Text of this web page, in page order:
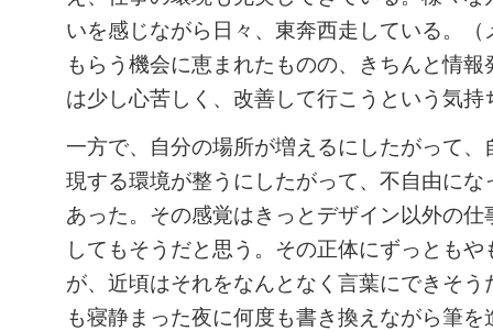
いを感じながら日々、東奔西走している。（
もらう機会に恵まれたものの、きちんと情
は少し心苦しく、改善して行こうという気持
一方で、自分の場所が増えるにしたがって、
現する環境が整うにしたがって、不自由にな
あった。その感覚はきっとデザイン以外の仕
してもそうだと思う。その正体にずっとも
が、近頃はそれをなんとなく言葉にできそう
も寝静まった夜に何度も書き換えながら筆を